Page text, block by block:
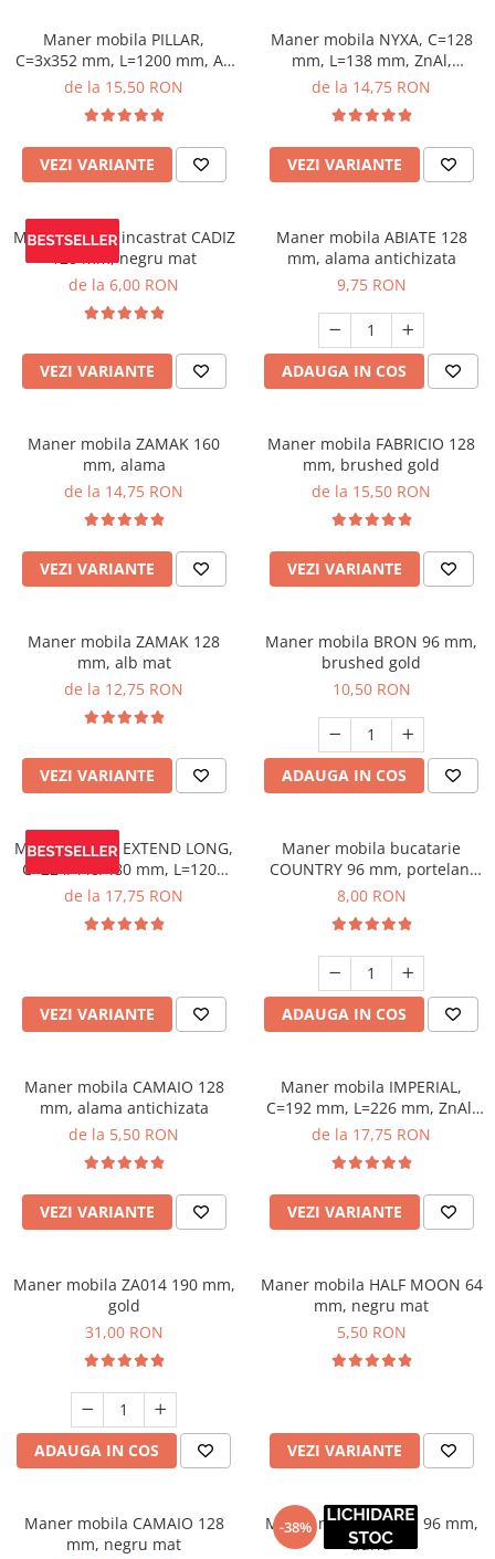
Maner mobila PILLAR,
C=3x352 mm, L=1200 mm, Al,
brushed gold
de la 15,50 RON
VEZI VARIANTE
Maner mobila NYXA, C=128
mm, L=138 mm, ZnAl,
brushed gold
de la 14,75 RON
VEZI VARIANTE
Maner mobila incastrat CADIZ
128 mm, negru mat
de la 6,00 RON
VEZI VARIANTE
Maner mobila ABIATE 128
mm, alama antichizata
9,75 RON
ADAUGA IN COS
Maner mobila ZAMAK 160
mm, alama
de la 14,75 RON
VEZI VARIANTE
Maner mobila FABRICIO 128
mm, brushed gold
de la 15,50 RON
VEZI VARIANTE
Maner mobila ZAMAK 128
mm, alb mat
de la 12,75 RON
VEZI VARIANTE
Maner mobila BRON 96 mm,
brushed gold
10,50 RON
ADAUGA IN COS
Maner mobila EXTEND LONG,
C=224/448/480 mm, L=1200
mm, negru mat
de la 17,75 RON
VEZI VARIANTE
Maner mobila bucatarie
COUNTRY 96 mm, portelan,
alama antichizata
8,00 RON
ADAUGA IN COS
Maner mobila CAMAIO 128
mm, alama antichizata
de la 5,50 RON
VEZI VARIANTE
Maner mobila IMPERIAL,
C=192 mm, L=226 mm, ZnAl,
negru mat
de la 17,75 RON
VEZI VARIANTE
Maner mobila ZA014 190 mm,
gold
31,00 RON
ADAUGA IN COS
Maner mobila HALF MOON 64
mm, negru mat
5,50 RON
VEZI VARIANTE
Maner mobila CAMAIO 128
mm, negru mat
-38%
Maner mobila ZA007 96 mm,
auriu